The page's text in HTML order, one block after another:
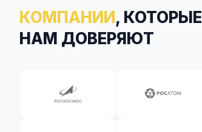
КОМПАНИИ, КОТОРЫЕ
НАМ ДОВЕРЯЮТ